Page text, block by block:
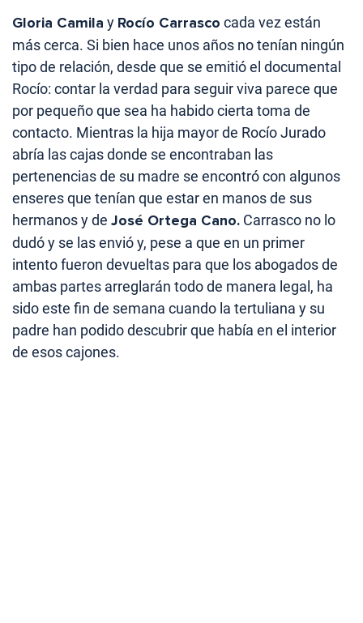
Gloria Camila y Rocío Carrasco cada vez están
más cerca. Si bien hace unos años no tenían ningún
tipo de relación, desde que se emitió el documental
Rocío: contar la verdad para seguir viva parece que
por pequeño que sea ha habido cierta toma de
contacto. Mientras la hija mayor de Rocío Jurado
abría las cajas donde se encontraban las
pertenencias de su madre se encontró con algunos
enseres que tenían que estar en manos de sus
hermanos y de José Ortega Cano. Carrasco no lo
dudó y se las envió y, pese a que en un primer
intento fueron devueltas para que los abogados de
ambas partes arreglarán todo de manera legal, ha
sido este fin de semana cuando la tertuliana y su
padre han podido descubrir que había en el interior
de esos cajones.